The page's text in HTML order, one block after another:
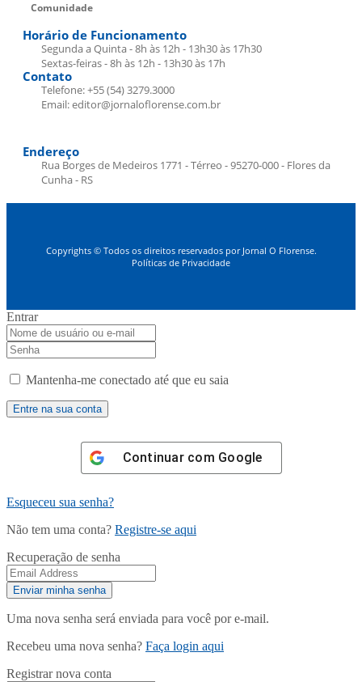
Comunidade
Horário de Funcionamento
Segunda a Quinta - 8h às 12h - 13h30 às 17h30
Sextas-feiras - 8h às 12h - 13h30 às 17h
Contato
Telefone: +55 (54) 3279.3000
Email: editor@jornaloflorense.com.br
Endereço
Rua Borges de Medeiros 1771 - Térreo - 95270-000 - Flores da
Cunha - RS
Copyrights © Todos os direitos reservados por Jornal O Florense.
Políticas de Privacidade
Entrar
Mantenha-me conectado até que eu saia
Continuar com Google
Esqueceu sua senha?
Não tem uma conta? Registre-se aqui
Recuperação de senha
Uma nova senha será enviada para você por e-mail.
Recebeu uma nova senha? Faça login aqui
Registrar nova conta